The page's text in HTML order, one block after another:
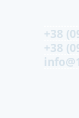
+38
+38